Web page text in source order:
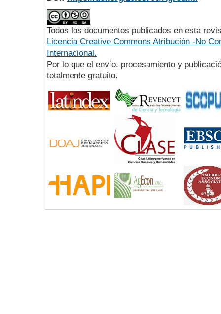
Todos los documentos publicados en esta
Licencia Creative Commons Atribución -No
Internacional.
Por lo que el envío, procesamiento y
totalmente gratuito.